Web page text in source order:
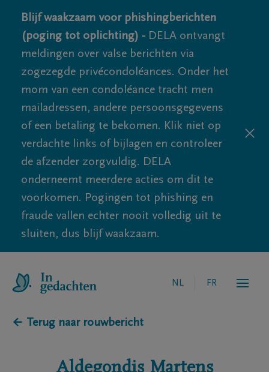
Blijf waakzaam voor phishingberichten
(poging tot oplichting) - DELA ontvangt
meldingen over valse berichten via
zogezegde privécondoléances. Onder het
mom van een condoléance tracht men
mailadressen, andere persoonsgegevens
of een betaling te bekomen. Klik niet op
verdachte links of bijlagen en controleer
de afzender zorgvuldig. DELA
onderneemt meerdere acties om dit te
voorkomen. Pogingen tot phishing en
fraude vallen echter nooit volledig uit te
sluiten, dus blijf waakzaam.
NL FR
← Terug naar rouwbericht
Aldegondis Martens